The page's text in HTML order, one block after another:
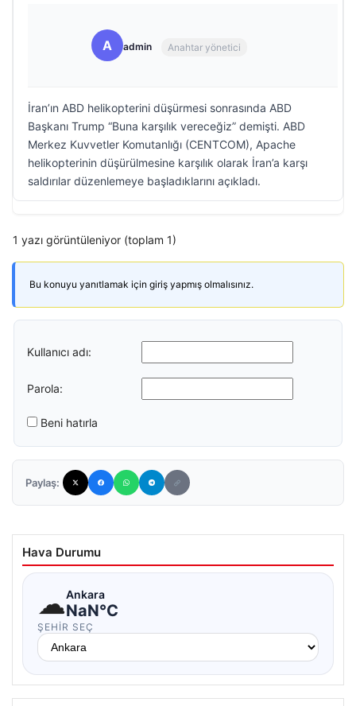
A admin Anahtar yönetici
İran’ın ABD helikopterini düşürmesi sonrasında ABD
Başkanı Trump “Buna karşılık vereceğiz” demişti. ABD
Merkez Kuvvetler Komutanlığı (CENTCOM), Apache
helikopterinin düşürülmesine karşılık olarak İran’a karşı
saldırılar düzenlemeye başladıklarını açıkladı.
1 yazı görüntüleniyor (toplam 1)
Bu konuyu yanıtlamak için giriş yapmış olmalısınız.
Kullanıcı adı:
Parola:
Beni hatırla
Paylaş:
Hava Durumu
☁Ankara
NaN°C
ŞEHIR SEÇ